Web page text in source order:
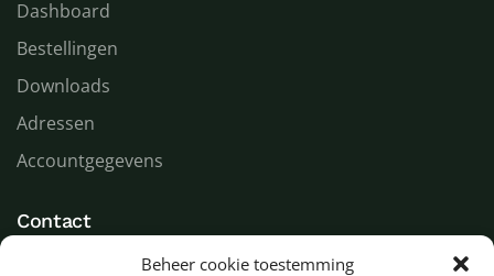
Beheer cookie toestemming
Dashboard
Bestellingen
Downloads
Adressen
Accountgegevens
Contact